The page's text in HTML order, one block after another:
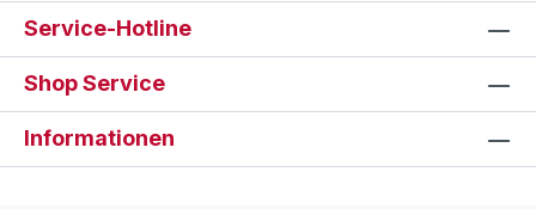
Service-Hotline
Shop Service
Informationen